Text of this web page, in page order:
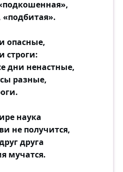
опасные,
строги:
дни ненастные,
разные,
наука
не получится,
друга
мучатся.